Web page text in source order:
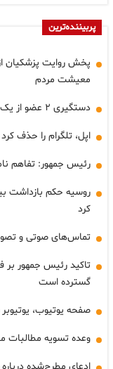
پربیننده‌ترین
پخش روایت پزشکیان
معیشت مردم
دستگیری ۲ عضو از یک باند سه نفره کلاهبرداری اینترنتی در قزوین
اپل، تلگرام را حذف کرد
رئیس جمهور: تفاهم
روسیه حکم بازداشت
کرد
تماس‌های صوتی و
تاکید رئیس جمهور
گسترده است
صفحه یوتیوب،
وعده تسویه مطالبات
ادعای مطرح‌شده